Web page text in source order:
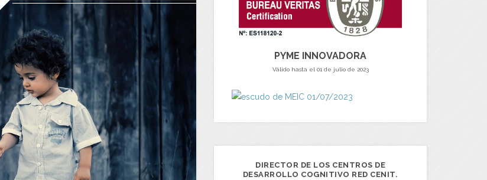
PYME INNOVADORA
Válido hasta el 01 de julio de 2023
DIRECTOR DE LOS CENTROS DE
DESARROLLO COGNITIVO RED CENIT.